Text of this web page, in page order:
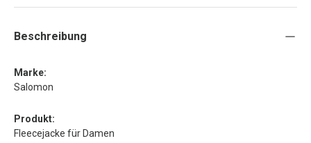
Beschreibung
Marke:
Salomon
Produkt:
Fleecejacke für Damen